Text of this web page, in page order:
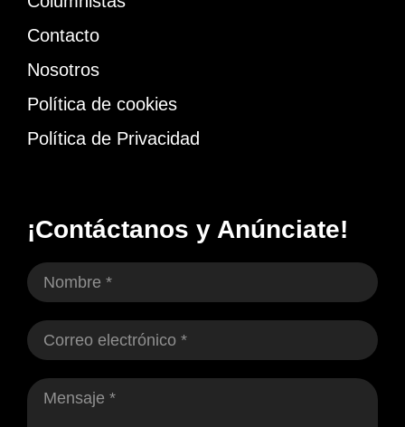
Contacto
Nosotros
Política de cookies
Política de Privacidad
¡Contáctanos y Anúnciate!